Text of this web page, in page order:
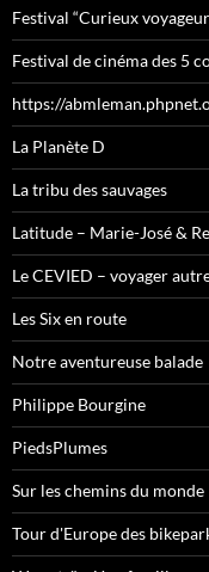
Festival “Curieux
Festival de cinéma des 5
https://
La Planète D
La tribu des sauvages
Latitude – Marie-José &
Le CEVIED – voyager
Les Six en route
Notre aventureuse balade
Philippe Bourgine
PiedsPlumes
Sur les chemins du monde
Tour d'Europe des